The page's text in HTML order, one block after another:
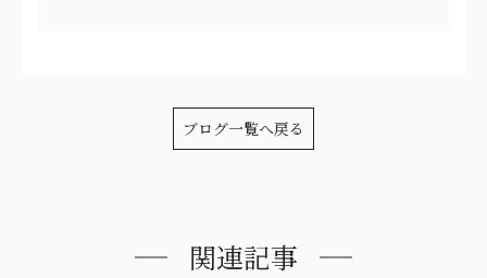
ブログ一覧へ戻る
関連記事